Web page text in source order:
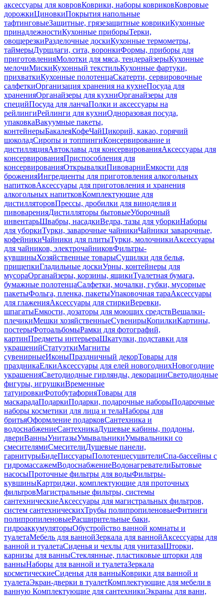
аксессуары для ковровКоврики, наборы ковриковКовровые
дорожкиЦиновкиПокрытия напольные
тафтинговыеЗащитные, грязезащитные коврикиКухонные
принадлежностиКухонные приборыТерки,
овощерезкиРазделочные доскиКухонные термометры,
таймерыДуршлаги, сита, воронкиФормы, приборы для
приготовленияМолотки для мяса, тендерайзерыКухонные
мелочиМискиКухонный текстильКухонные фартуки,
прихваткиКухонные полотенцаСкатерти, сервировочные
салфеткиОрганизация хранения на кухнеПосуда для
храненияОрганайзеры для кухниОрганайзеры для
специйПосуда для ланчаПолки и аксессуары на
рейлингиРейлинги для кухниОдноразовая посуда,
упаковкаВакуумные пакеты,
контейнерыБакалеяКофеЧайЦикорий, какао, горячий
шоколадСиропы и топпингиКонсервирование и
дистилляцияАвтоклавы для консервированияАксессуары для
консервированияПриспособления для
консервированияОткрывалкиПивоварниЕмкости для
броженияИнгредиенты для приготовления алкогольных
напитковАксессуары для приготовления и хранения
алкогольных напитковКомплектующие для
дистилляторовПрессы, дробилки для виноделия и
пивоваренияДистилляторы бытовыеУборочный
инвентарьШвабры, насадкиВедра, тазы для уборкиНаборы
для уборкиТурки, заварочные чайникиЧайники заварочные,
кофейникиЧайники для плитыТурки, молочникиАксессуары
для чайников, электрочайниковФильтры-
кувшиныХозяйственные товарыСушилки для белья,
прищепкиГладильные доскиУрны, контейнеры для
мусораОрганайзеры, корзины, ящикиТуалетная бумага,
бумажные полотенцаСалфетки, мочалки, губки, мусорные
пакетыФольга, пленка, пакетыУпаковочная тараАксессуары
для глаженияАксессуары для стиркиВеревки,
шпагатыЕмкости, дозаторы для моющих средствВешалки-
плечикиМешки хозяйственныеСувенирыКопилкиКартины,
постерыФотоальбомыРамки для фотографий,
картинПредметы интерьераШкатулки, подставки для
украшенийСтатуэткиМагниты
сувенирныеИконыПраздничный декорТовары для
праздникаЕлкиАксессуары для елей новогоднихНовогодние
украшенияСветодиодные гирлянды, декорацииСветодиодные
фигуры, игрушкиВременные
татуировкиФотобутафорияТовары для
маскарадаПодаркиПодарки, подарочные наборыПодарочные
наборы косметики для лица и телаНаборы для
бритьяОформление подарковСантехника и
водоснабжениеСантехникаДушевые кабины, поддоны,
двериВанныУнитазыУмывальникиУмывальники со
смесителямиСмесителиДушевые панели,
гарнитурыБидеПиссуарыПолотенцесушителиСпа-бассейны с
гидромассажемВодоснабжениеВодонагревателиБытовые
насосыПроточные фильтры для водыФильтры-
кувшиныКартриджи, комплектующие для проточных
фильтровМагистральные фильтры, системы
сантехническиеАксессуары для магистральных фильтров,
систем сантехническихТрубы полипропиленовыеФитинги
полипропиленовыеРасширительные баки,
гидроаккумуляторыОбустройство ванной комнаты и
туалетаМебель для ваннойЗеркала для ваннойАксессуары для
ванной и туалетаСиденья и чехлы для унитазаШторки,
карнизы для ванныСтеклянные, пластиковые шторки для
ванныНаборы для ванной и туалетаЗеркала
косметическиеСиденья для ванныКоврики для ванной и
туалетаЭкран-дверки в туалетКомплектующие для мебели в
ванную Комплектующие для сантехникиЭкраны для ванн,